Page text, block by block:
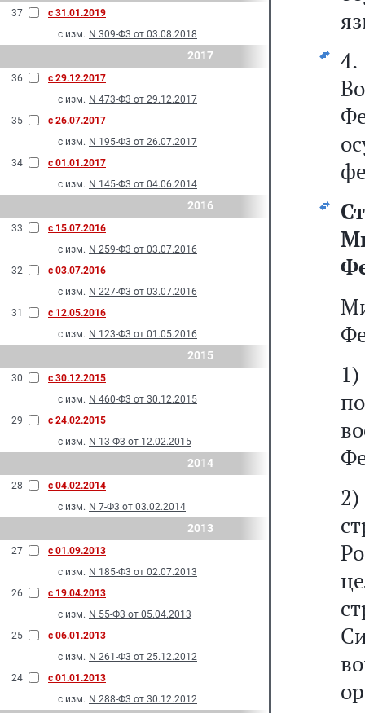
37
с 31.01.2019
с изм. N 309-Ф3 от 03.08.2018
2017
36
с 29.12.2017
с изм. N 473-Ф3 от 29.12.2017
35
с 26.07.2017
с изм. N 195-Ф3 от 26.07.2017
34
с 01.01.2017
с изм. N 145-Ф3 от 04.06.2014
2016
33
с 15.07.2016
с изм. N 259-Ф3 от 03.07.2016
32
с 03.07.2016
с изм. N 227-Ф3 от 03.07.2016
31
с 12.05.2016
с изм. N 123-Ф3 от 01.05.2016
2015
30
с 30.12.2015
с изм. N 460-Ф3 от 30.12.2015
29
с 24.02.2015
с изм. N 13-Ф3 от 12.02.2015
2014
28
с 04.02.2014
с изм. N 7-Ф3 от 03.02.2014
2013
27
с 01.09.2013
с изм. N 185-Ф3 от 02.07.2013
26
с 19.04.2013
с изм. N 55-Ф3 от 05.04.2013
25
с 06.01.2013
с изм. N 261-Ф3 от 25.12.2012
24
с 01.01.2013
с изм. N 288-Ф3 от 30.12.2012